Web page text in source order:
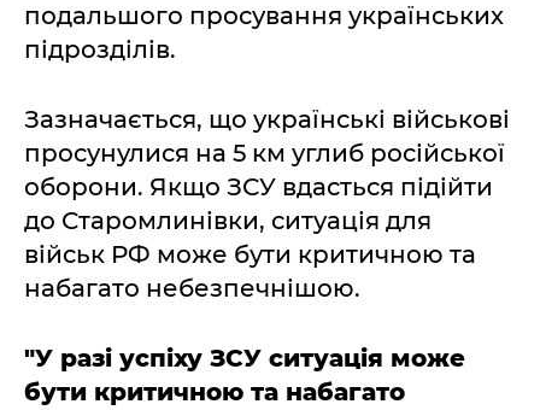
подальшого просування українських
підрозділів.
Зазначається, що українські військові
просунулися на 5 км углиб російської
оборони. Якщо ЗСУ вдасться підійти
до Старомлинівки, ситуація для
військ РФ може бути критичною та
набагато небезпечнішою.
"У разі успіху ЗСУ ситуація може
бути критичною та набагато